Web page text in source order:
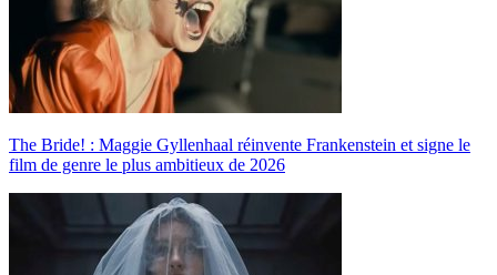
The Bride! : Maggie Gyllenhaal réinvente Frankenstein et signe le
film de genre le plus ambitieux de 2026